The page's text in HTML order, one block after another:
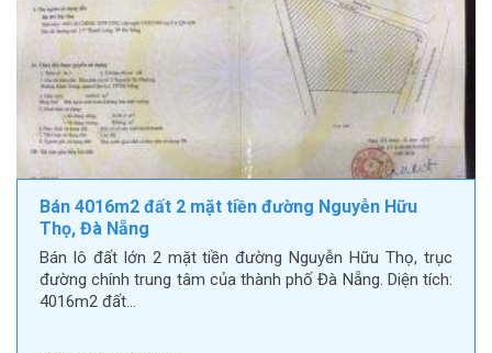
Bán 4016m2 đất 2 mặt tiền đường Nguyễn Hữu
Thọ, Đà Nẵng
Bán lô đất lớn 2 mặt tiền đường Nguyễn Hữu Thọ, trục
đường chính trung tâm của thành phố Đà Nẵng. Diện tích:
4016m2 đất…